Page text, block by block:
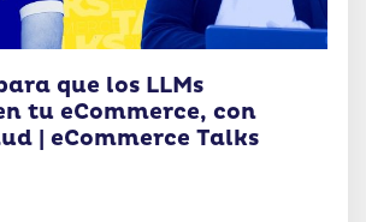
que los LLMs
tu eCommerce, con
| eCommerce Talks